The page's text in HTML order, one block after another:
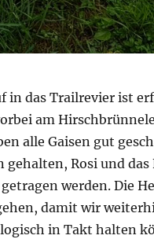
in das Trailrevier ist
am
alle Gaisen gut
gehalten, Rosi und
werden. Die
damit wir
in Takt halten